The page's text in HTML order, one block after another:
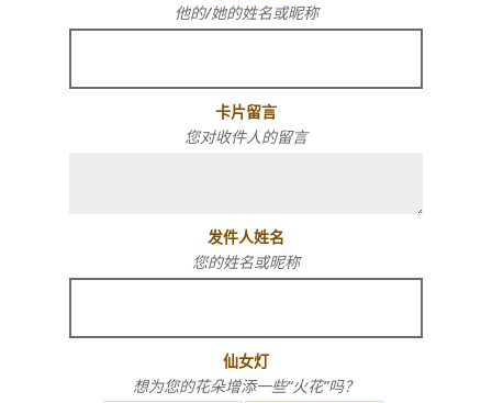
他的/她的姓名或昵称
卡片留言
您对收件人的留言
发件人姓名
您的姓名或昵称
仙女灯
想为您的花朵增添一些“火花”吗？